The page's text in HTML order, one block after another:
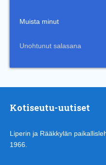
Muista minut
Unohtunut salasana
Kotiseutu-uutiset
Liperin ja Rääkkylän
1966.